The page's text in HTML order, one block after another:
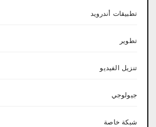
تطبيقات أندرويد
تطوير
تنزيل الفيديو
جيولوجي
شبكة خاصة